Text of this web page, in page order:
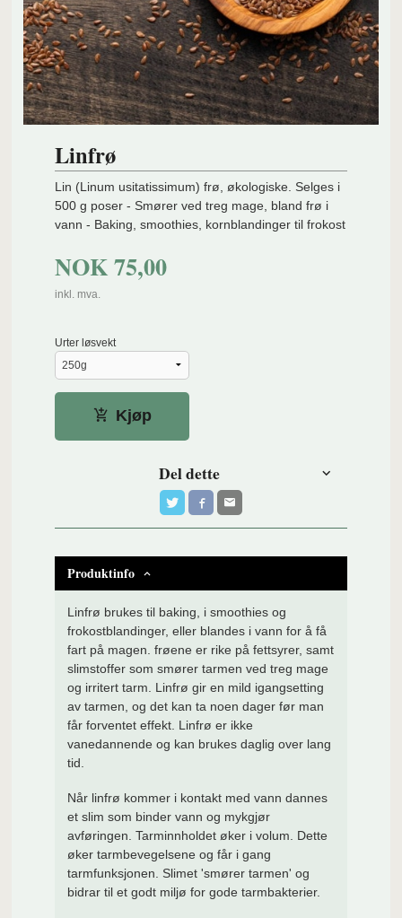
Linfrø
Lin (Linum usitatissimum) frø, økologiske. Selges i
500 g poser - Smører ved treg mage, bland frø i
vann - Baking, smoothies, kornblandinger til frokost
NOK75,00
inkl. mva.
Urter løsvekt
Kjøp
Del dette
Produktinfo
Linfrø brukes til baking, i smoothies og
frokostblandinger, eller blandes i vann for å få
fart på magen. frøene er rike på fettsyrer, samt
slimstoffer som smører tarmen ved treg mage
og irritert tarm. Linfrø gir en mild igangsetting
av tarmen, og det kan ta noen dager før man
får forventet effekt. Linfrø er ikke
vanedannende og kan brukes daglig over lang
tid.
Når linfrø kommer i kontakt med vann dannes
et slim som binder vann og mykgjør
avføringen. Tarminnholdet øker i volum. Dette
øker tarmbevegelsene og får i gang
tarmfunksjonen. Slimet 'smører tarmen' og
bidrar til et godt miljø for gode tarmbakterier.